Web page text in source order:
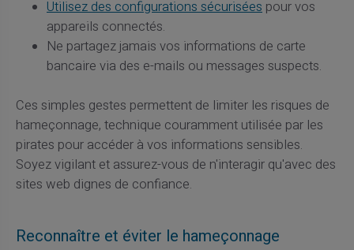
Utilisez des configurations sécurisées pour vos
appareils connectés.
Ne partagez jamais vos informations de carte
bancaire via des e-mails ou messages suspects.
Ces simples gestes permettent de limiter les risques de
hameçonnage, technique couramment utilisée par les
pirates pour accéder à vos informations sensibles.
Soyez vigilant et assurez-vous de n'interagir qu'avec des
sites web dignes de confiance.
Reconnaître et éviter le hameçonnage